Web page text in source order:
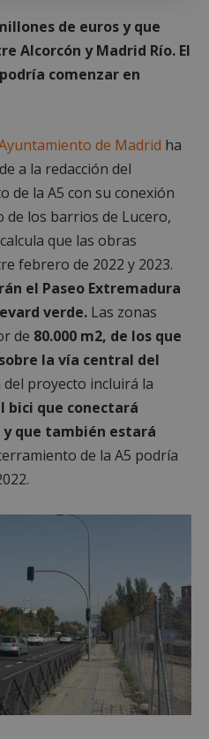
de euros y que
Alcorcón y Madrid Río. El
comenzar en
de Madrid ha
a la redacción del
de la A5 con su conexión
de los barrios de Lucero,
que las obras
febrero de 2022 y 2023.
el Paseo Extremadura
verde. Las zonas
de 80.000 m2, de los que
la vía central del
del proyecto incluirá la
bici que conectará
y que también estará
de la A5 podría